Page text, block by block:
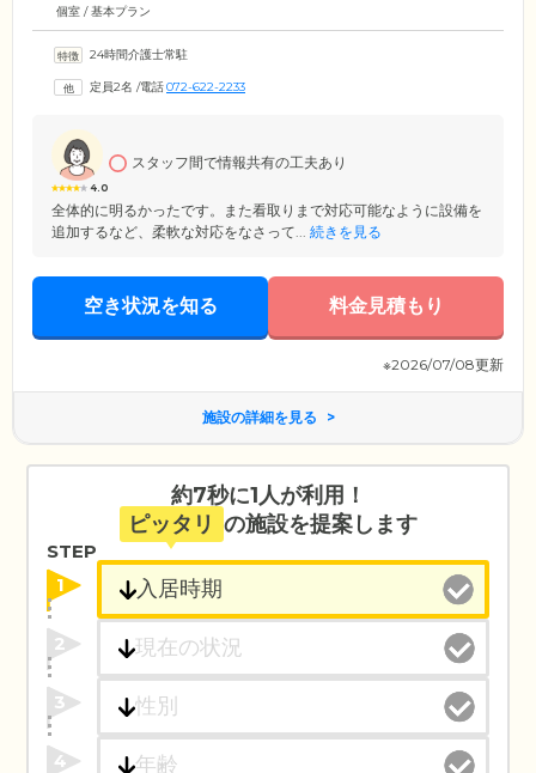
個室 / 基本プラン
24時間介護士常駐
定員2名 /電話072-622-2233
4.0
スタッフ間で情報共有の工夫あり
全体的に明るかったです。また看取りまで対応可能なように設備を
追加するなど、柔軟な対応をなさって... 続きを見る
空き状況を知る 料金見積もり
※2026/07/08更新
施設の詳細を見る
約7秒に1人が利用！
ピッタリ の施設を提案します
STEP
1
2
3
4